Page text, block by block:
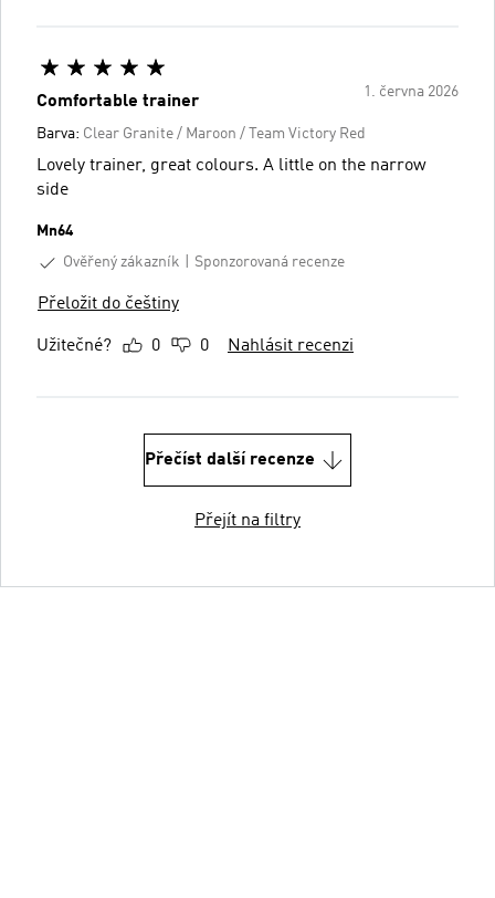
1. června 2026
Comfortable trainer
Barva: Clear Granite / Maroon / Team Victory Red
Lovely trainer, great colours. A little on the narrow
side
Mn64
Ověřený zákazník
Sponzorovaná recenze
Přeložit do češtiny
Užitečné? 0 0 Nahlásit recenzi
Přečíst další recenze
Přejít na filtry